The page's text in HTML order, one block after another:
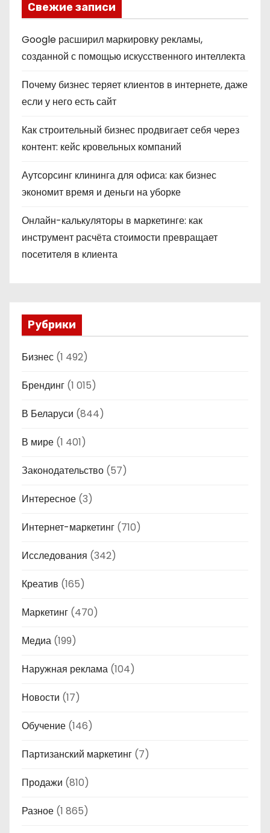
Свежие записи
Google расширил маркировку рекламы,
созданной с помощью искусственного интеллекта
Почему бизнес теряет клиентов в интернете, даже
если у него есть сайт
Как строительный бизнес продвигает себя через
контент: кейс кровельных компаний
Аутсорсинг клининга для офиса: как бизнес
экономит время и деньги на уборке
Онлайн-калькуляторы в маркетинге: как
инструмент расчёта стоимости превращает
посетителя в клиента
Рубрики
Бизнес (1 492)
Брендинг (1 015)
В Беларуси (844)
В мире (1 401)
Законодательство (57)
Интересное (3)
Интернет-маркетинг (710)
Исследования (342)
Креатив (165)
Маркетинг (470)
Медиа (199)
Наружная реклама (104)
Новости (17)
Обучение (146)
Партизанский маркетинг (7)
Продажи (810)
Разное (1 865)